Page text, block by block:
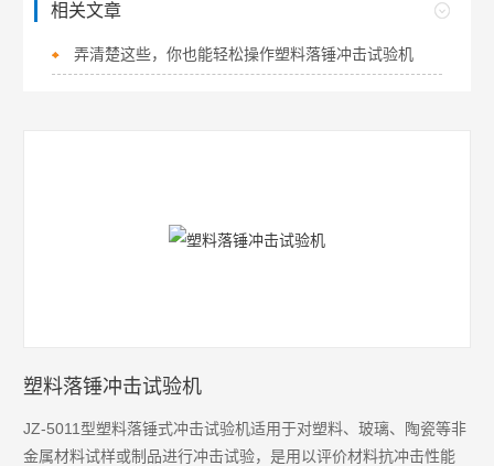
相关文章
弄清楚这些，你也能轻松操作塑料落锤冲击试验机
塑料落锤冲击试验机
JZ-5011型塑料落锤式冲击试验机适用于对塑料、玻璃、陶瓷等非
金属材料试样或制品进行冲击试验，是用以评价材料抗冲击性能